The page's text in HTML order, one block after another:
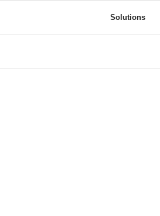
Solutions